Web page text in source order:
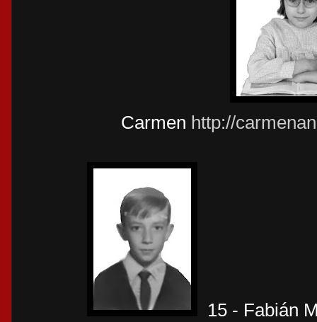
Carmen http://
15 - Fabián